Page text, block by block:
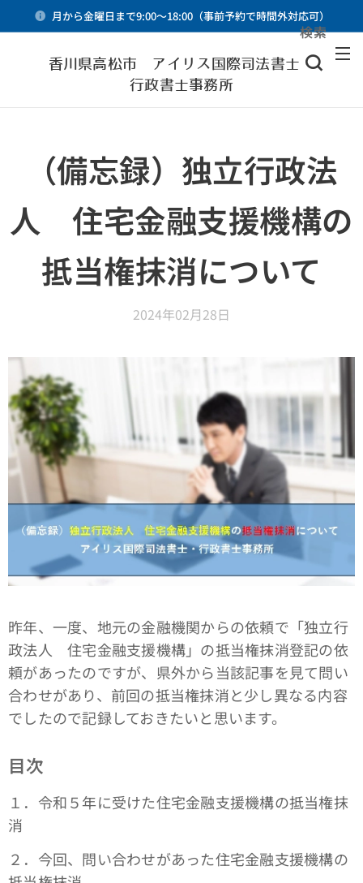
月から金曜日まで9:00～18:00（事前予約で時間外対応可）
香川県高松市 アイリス国際司法書士・
行政書士事務所
検索
（備忘録）独立行政法
人 住宅金融支援機構の
抵当権抹消について
2024年02月28日
昨年、一度、地元の金融機関からの依頼で「独立行
政法人 住宅金融支援機構」の抵当権抹消登記の依
頼があったのですが、県外から当該記事を見て問い
合わせがあり、前回の抵当権抹消と少し異なる内容
でしたので記録しておきたいと思います。
目次
１．令和５年に受けた住宅金融支援機構の抵当権抹
消
２．今回、問い合わせがあった住宅金融支援機構の